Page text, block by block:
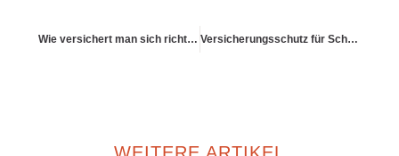
Wie versichert man sich richtig gegen Photovoltaikanlagen Versicherungsschutz für Schneedruck